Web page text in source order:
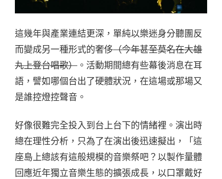
這幾年與產業連結更深，單純以樂迷身分聽團反
而變成另一種形式的奢侈（今年甚至莫名在大雄
丸上登台唱歌） 。活動期間總有些幕後消息在耳
語，譬如哪個台出了硬體狀況，在這場或那場又
是誰控燈控聲音。
好像很難完全投入到台上台下的情緒裡。演出時
總在理性分析，只為了在演出後迅速擬出，「這
座島上總該有這般規模的音樂祭吧？以製作量體
回應近年獨立音樂生態的擴張成長，以口罩戴好